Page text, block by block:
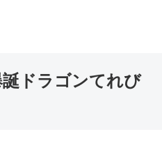
ドラゴンてれび